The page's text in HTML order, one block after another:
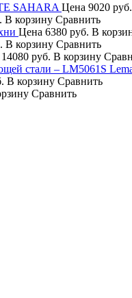
SAHARA Цена 9020
В корзину Сравнить
Цена 6380 руб. В
В корзину Сравнить
14080 руб. В корзину
стали – LM5061S
В корзину Сравнить
Сравнить